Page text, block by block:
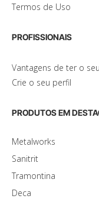
Termos de Uso
PROFISSIONAIS
Vantagens de ter o
Crie o seu perfil
PRODUTOS EM
Metalworks
Sanitrit
Tramontina
Deca